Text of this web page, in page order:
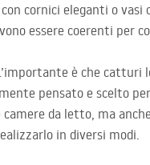
cornici eleganti o
essere coerenti per
è che catturi
pensato e scelto
da letto, ma
in diversi modi.